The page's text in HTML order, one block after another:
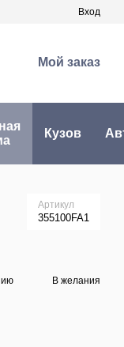
Вход
Мой заказ
Кузов
Артикул
355100FA1
В желания